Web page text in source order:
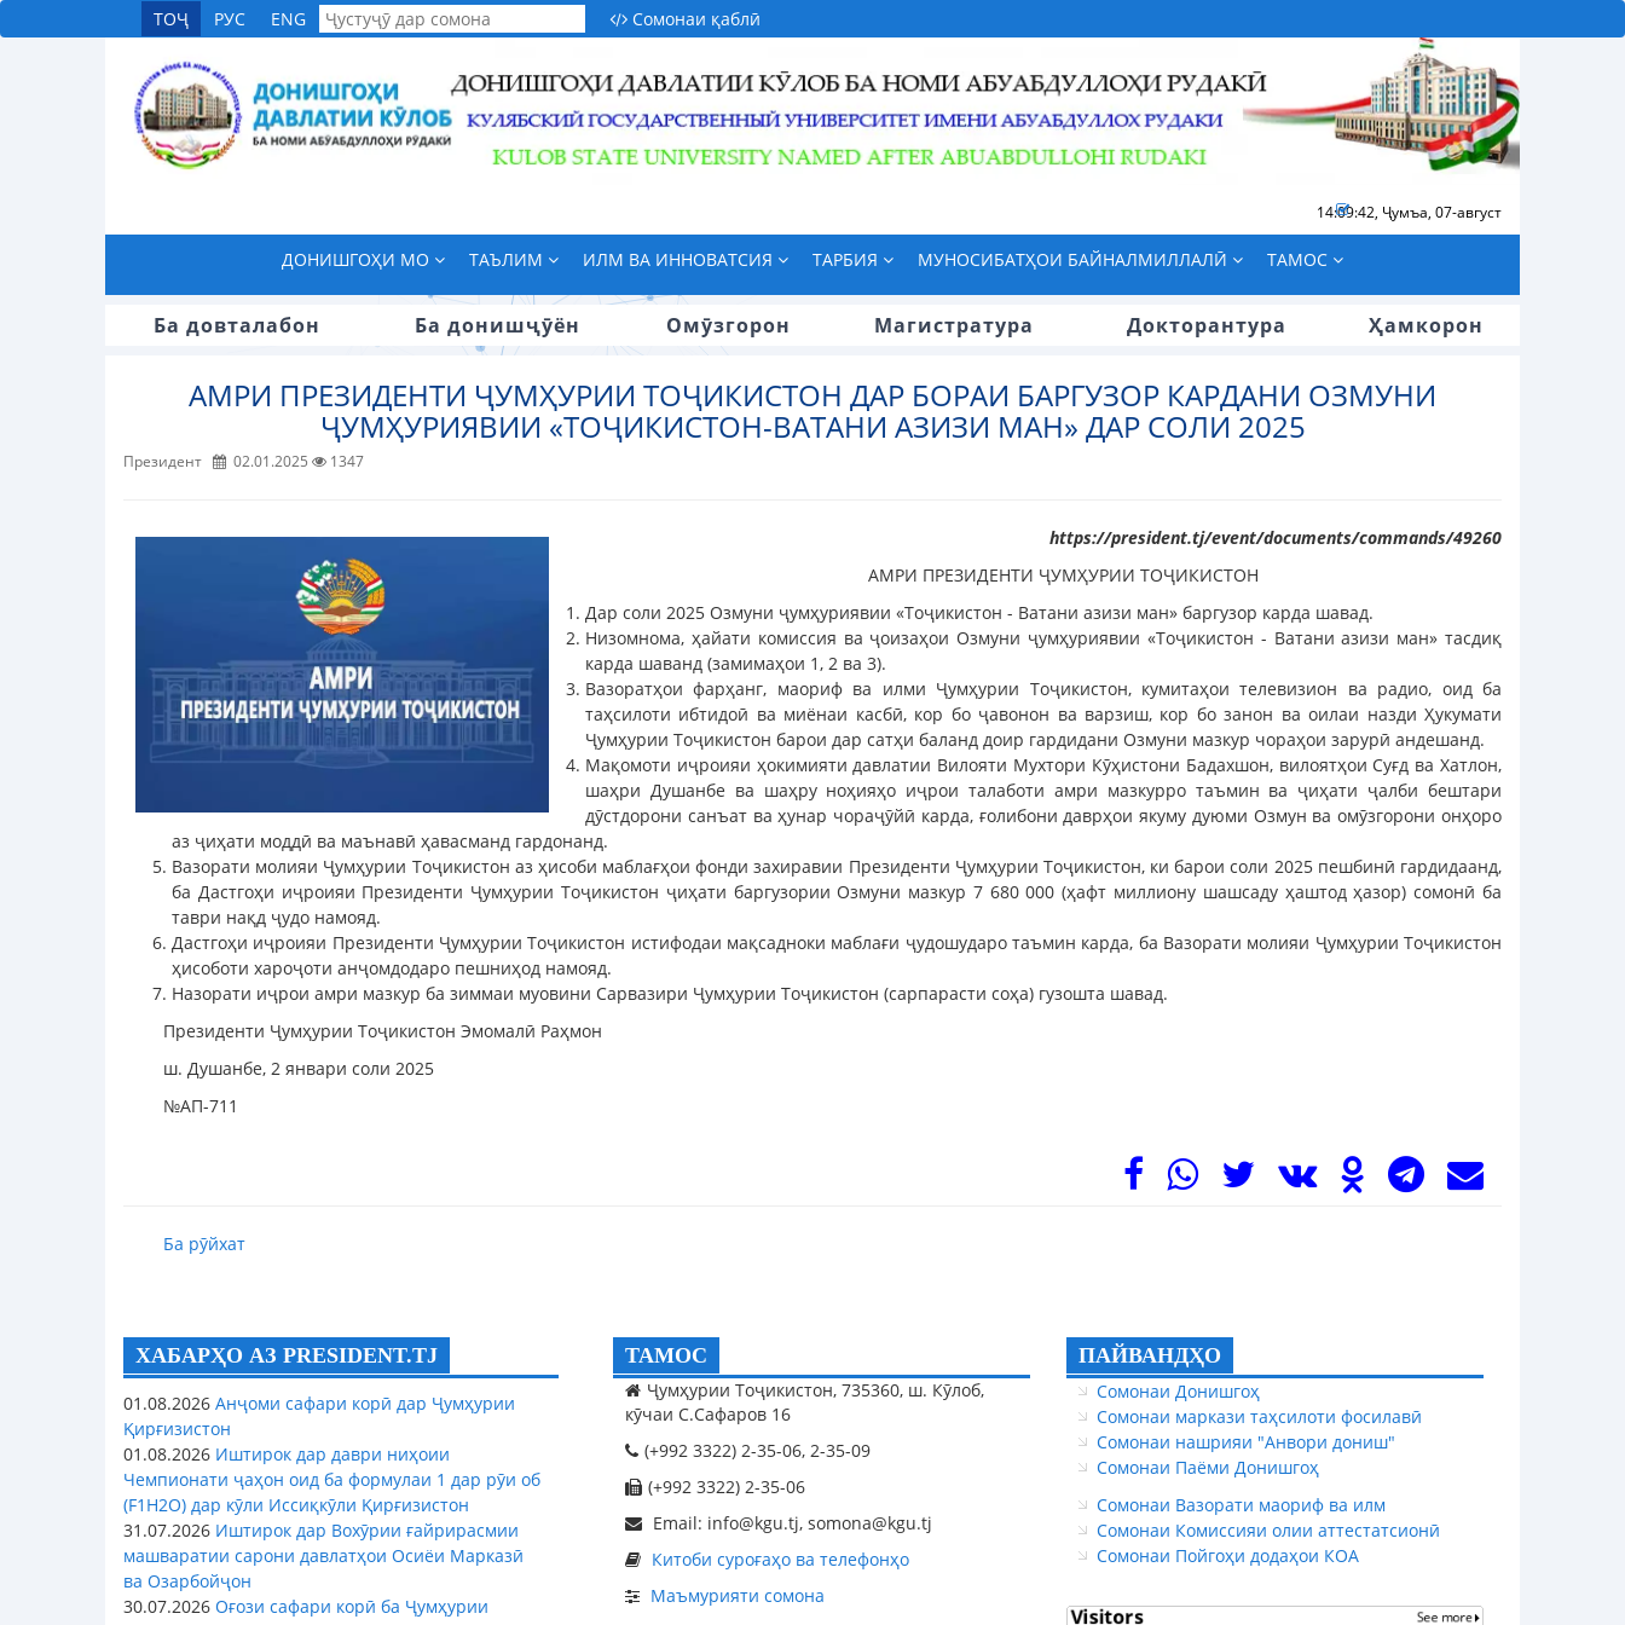
ТОҶ РУС ENG Сомонаи қаблӣ
14:09:43, Ҷумъа, 07-август
ДОНИШГОҲИ МО ТАЪЛИМ ИЛМ ВА ИННОВАТСИЯ ТАРБИЯ МУНОСИБАТҲОИ БАЙНАЛМИЛЛАЛӢ ТАМОС
Ба довталабон Ба донишҷӯён Омӯзгорон Магистратура Докторантура Ҳамкорон
АМРИ ПРЕЗИДЕНТИ ҶУМҲУРИИ ТОҶИКИСТОН ДАР БОРАИ БАРГУЗОР КАРДАНИ ОЗМУНИ
ҶУМҲУРИЯВИИ «ТОҶИКИСТОН-ВАТАНИ АЗИЗИ МАН» ДАР СОЛИ 2025
Президент 02.01.2025 1347
https://president.tj/event/documents/commands/49260
АМРИ ПРЕЗИДЕНТИ ҶУМҲУРИИ ТОҶИКИСТОН
Дар соли 2025 Озмуни ҷумҳуриявии «Тоҷикистон - Ватани азизи ман» баргузор карда шавад.
Низомнома, ҳайати комиссия ва ҷоизаҳои Озмуни ҷумҳуриявии «Тоҷикистон - Ватани азизи ман» тасдиқ
карда шаванд (замимаҳои 1, 2 ва 3).
Вазоратҳои фарҳанг, маориф ва илми Ҷумҳурии Тоҷикистон, кумитаҳои телевизион ва радио, оид ба
таҳсилоти ибтидоӣ ва миёнаи касбӣ, кор бо ҷавонон ва варзиш, кор бо занон ва оилаи назди Ҳукумати
Ҷумҳурии Тоҷикистон барои дар сатҳи баланд доир гардидани Озмуни мазкур чораҳои зарурӣ андешанд.
Мақомоти иҷроияи ҳокимияти давлатии Вилояти Мухтори Кӯҳистони Бадахшон, вилоятҳои Суғд ва Хатлон,
шаҳри Душанбе ва шаҳру ноҳияҳо иҷрои талаботи амри мазкурро таъмин ва ҷиҳати ҷалби бештари
дӯстдорони санъат ва ҳунар чораҷӯйӣ карда, ғолибони даврҳои якуму дуюми Озмун ва омӯзгорони онҳоро
аз ҷиҳати моддӣ ва маънавӣ ҳавасманд гардонанд.
Вазорати молияи Ҷумҳурии Тоҷикистон аз ҳисоби маблағҳои фонди захиравии Президенти Ҷумҳурии Тоҷикистон, ки барои соли 2025 пешбинӣ гардидаанд,
ба Дастгоҳи иҷроияи Президенти Ҷумҳурии Тоҷикистон ҷиҳати баргузории Озмуни мазкур 7 680 000 (ҳафт миллиону шашсаду ҳаштод ҳазор) сомонӣ ба
таври нақд ҷудо намояд.
Дастгоҳи иҷроияи Президенти Ҷумҳурии Тоҷикистон истифодаи мақсадноки маблағи ҷудошударо таъмин карда, ба Вазорати молияи Ҷумҳурии Тоҷикистон
ҳисоботи хароҷоти анҷомдодаро пешниҳод намояд.
Назорати иҷрои амри мазкур ба зиммаи муовини Сарвазири Ҷумҳурии Тоҷикистон (сарпарасти соҳа) гузошта шавад.
Президенти Ҷумҳурии Тоҷикистон Эмомалӣ Раҳмон
ш. Душанбе, 2 январи соли 2025
№АП-711
Ба рӯйхат
ХАБАРҲО АЗ PRESIDENT.TJ
01.08.2026 Анҷоми сафари корӣ дар Ҷумҳурии
Қирғизистон
01.08.2026 Иштирок дар даври ниҳоии
Чемпионати ҷаҳон оид ба формулаи 1 дар рӯи об
(F1H2O) дар кӯли Иссиқкӯли Қирғизистон
31.07.2026 Иштирок дар Вохӯрии ғайрирасмии
машваратии сарони давлатҳои Осиёи Марказӣ
ва Озарбойҷон
30.07.2026 Оғози сафари корӣ ба Ҷумҳурии
ТАМОС
Ҷумҳурии Тоҷикистон, 735360, ш. Кӯлоб,
кӯчаи С.Сафаров 16
(+992 3322) 2-35-06, 2-35-09
(+992 3322) 2-35-06
Email: info@kgu.tj, somona@kgu.tj
Китоби суроғаҳо ва телефонҳо
Маъмурияти сомона
ПАЙВАНДҲО
Сомонаи Донишгоҳ
Сомонаи маркази таҳсилоти фосилавӣ
Сомонаи нашрияи "Анвори дониш"
Сомонаи Паёми Донишгоҳ
Сомонаи Вазорати маориф ва илм
Сомонаи Комиссияи олии аттестатсионӣ
Сомонаи Пойгоҳи додаҳои КОА